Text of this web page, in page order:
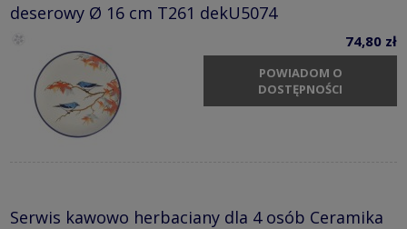
deserowy Ø 16 cm T261 dekU5074
74,80 zł
POWIADOM O
DOSTĘPNOŚCI
Serwis kawowo herbaciany dla 4 osób Ceramika